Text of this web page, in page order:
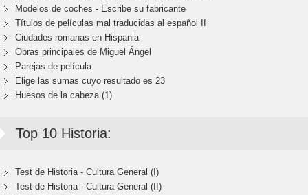
Modelos de coches - Escribe su fabricante
Títulos de películas mal traducidas al español II
Ciudades romanas en Hispania
Obras principales de Miguel Ángel
Parejas de película
Elige las sumas cuyo resultado es 23
Huesos de la cabeza (1)
Top 10 Historia:
Test de Historia - Cultura General (I)
Test de Historia - Cultura General (II)